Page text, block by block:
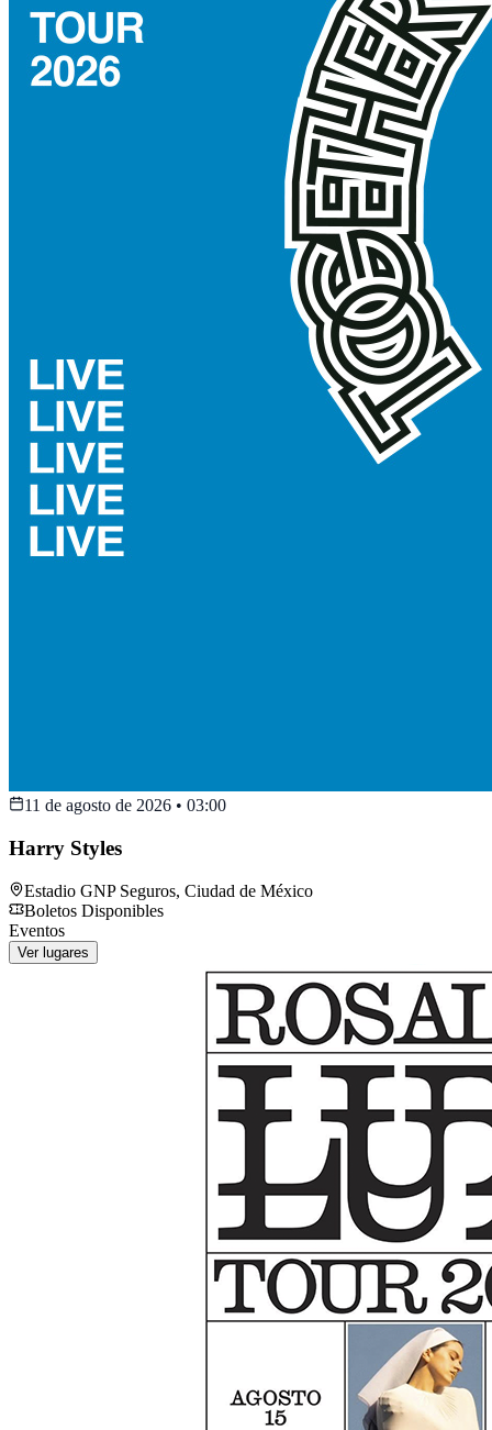
11 de agosto de 2026 • 03:00
Harry Styles
Estadio GNP Seguros, Ciudad de México
Boletos Disponibles
Eventos
Ver lugares